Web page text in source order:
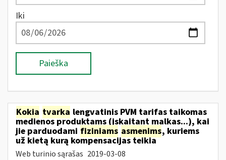
Iki
Paieška
Kokia tvarka lengvatinis PVM tarifas taikomas
medienos produktams (įskaitant malkas...), kai
jie parduodami fiziniams asmenims, kuriems
už kietą kurą kompensacijas teikia
Web turinio sąrašas 2019-03-08